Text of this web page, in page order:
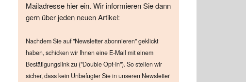
Mailadresse hier ein. Wir informieren Sie dann
gern über jeden neuen Artikel:
Nachdem Sie auf "Newsletter abonnieren" geklickt
haben, schicken wir Ihnen eine E-Mail mit einem
Bestätigungslink zu ("Double Opt-In"). So stellen wir
sicher, dass kein Unbefugter Sie in unseren Newsletter